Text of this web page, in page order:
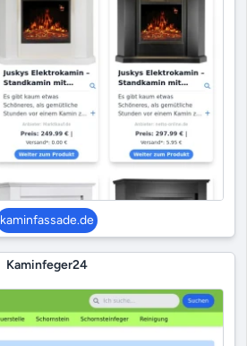
kaminfassade.de
Kaminfeger24